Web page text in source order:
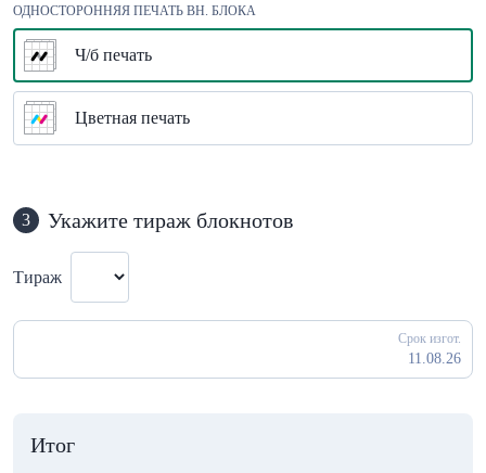
ОДНОСТОРОННЯЯ ПЕЧАТЬ ВН. БЛОКА
Ч/б печать
Цветная печать
3 Укажите тираж блокнотов
Тираж
Срок изгот.
11.08.26
Итог